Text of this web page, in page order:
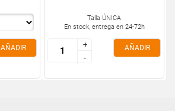
AÑADIR
Talla ÚNICA
En stock, entrega en 24-72h
+
-
+
-
AÑADIR